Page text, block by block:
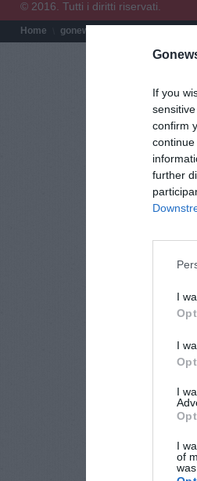
If you
confirm
further
I
I
I
I
of
© 2016. Tutti i diritti riservati.
Home gonews.it